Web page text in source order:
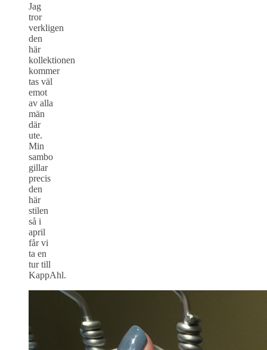
Jag
tror
verkligen
den
här
kollektionen
kommer
tas väl
emot
av alla
män
där
ute.
Min
sambo
gillar
precis
den
här
stilen
så i
april
får vi
ta en
tur till
KappAhl.